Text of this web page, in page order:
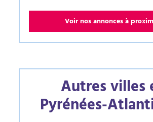
Voir nos annonces à
Autres villes
Pyrénées-